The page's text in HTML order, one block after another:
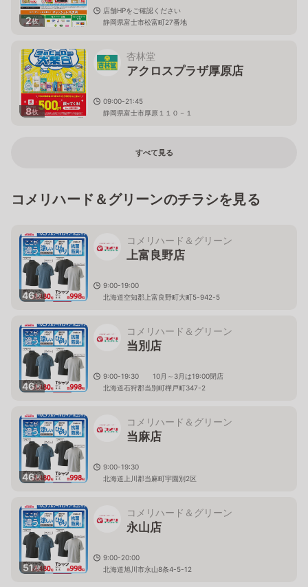
2枚
店舗HPをご確認ください
静岡県富士市松富町27番地
8枚
杏林堂
アクロスプラザ厚原店
09:00-21:45
静岡県富士市厚原１１０－１
すべて見る
コメリハード＆グリーンのチラシを見る
46枚
コメリハード＆グリーン
上富良野店
9:00-19:00
北海道空知郡上富良野町大町5-942-5
46枚
コメリハード＆グリーン
当別店
9:00-19:30 10月～3月は19:00閉店
北海道石狩郡当別町樺戸町347-2
46枚
コメリハード＆グリーン
当麻店
9:00-19:30
北海道上川郡当麻町宇園別2区
51枚
コメリハード＆グリーン
永山店
9:00-20:00
北海道旭川市永山8条4-5-12